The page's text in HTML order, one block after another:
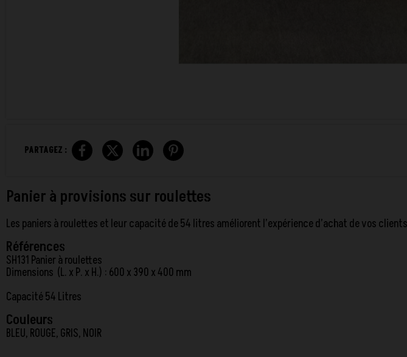
PARTAGEZ :
Panier à provisions sur roulettes
Les paniers à roulettes et leur capacité de 54 litres améliorent l’expérience d’achat de vos
Références
SH131 Panier à roulettes
Dimensions (L. x P. x H.) : 600 x 390 x 400 mm
Capacité 54 Litres
Couleurs
BLEU, ROUGE, GRIS, NOIR